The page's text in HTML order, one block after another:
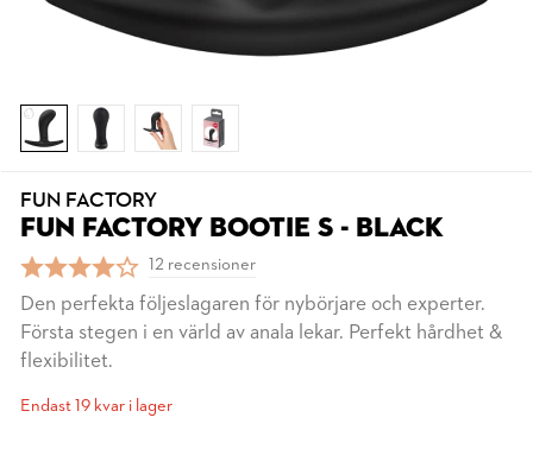
FUN FACTORY
FUN FACTORY BOOTIE S - BLACK
12 recensioner
Den perfekta följeslagaren för nybörjare och experter.
Första stegen i en värld av anala lekar. Perfekt hårdhet &
flexibilitet.
Endast 19 kvar i lager